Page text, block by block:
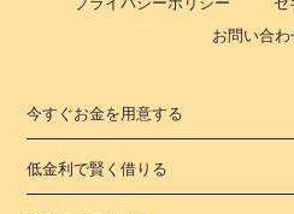
お問い合わ
今すぐお金を用意する
低金利で賢く借りる